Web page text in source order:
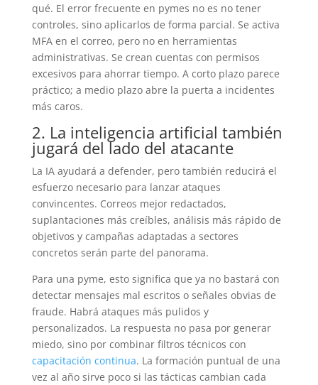
qué. El error frecuente en pymes no es no tener
controles, sino aplicarlos de forma parcial. Se activa
MFA en el correo, pero no en herramientas
administrativas. Se crean cuentas con permisos
excesivos para ahorrar tiempo. A corto plazo parece
práctico; a medio plazo abre la puerta a incidentes
más caros.
2. La inteligencia artificial también
jugará del lado del atacante
La IA ayudará a defender, pero también reducirá el
esfuerzo necesario para lanzar ataques
convincentes. Correos mejor redactados,
suplantaciones más creíbles, análisis más rápido de
objetivos y campañas adaptadas a sectores
concretos serán parte del panorama.
Para una pyme, esto significa que ya no bastará con
detectar mensajes mal escritos o señales obvias de
fraude. Habrá ataques más pulidos y
personalizados. La respuesta no pasa por generar
miedo, sino por combinar filtros técnicos con
capacitación continua. La formación puntual de una
vez al año sirve poco si las tácticas cambian cada